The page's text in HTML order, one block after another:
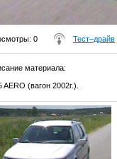
: 0 Тест–драйв
материала:
AERO (вагон 2002г.).